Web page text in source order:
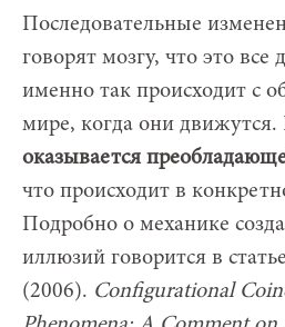
Последовательные
говорят мозгу, что это все
именно так происходит с
мире, когда они
оказывается
что происходит в
Подробно о механике
иллюзий говорится в
(2006). Configurational